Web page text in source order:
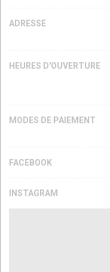
ADRESSE
HEURES D'OUVERTURE
MODES DE PAIEMENT
FACEBOOK
INSTAGRAM